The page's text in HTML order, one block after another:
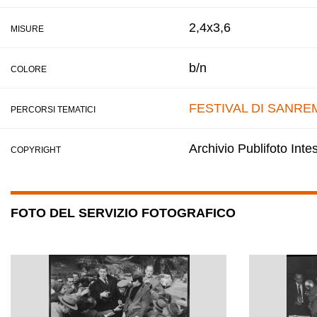
MISURE 2,4x3,6
COLORE b/n
PERCORSI TEMATICI FESTIVAL DI
COPYRIGHT Archivio Publifoto
FOTO DEL SERVIZIO FOTOGRAFICO